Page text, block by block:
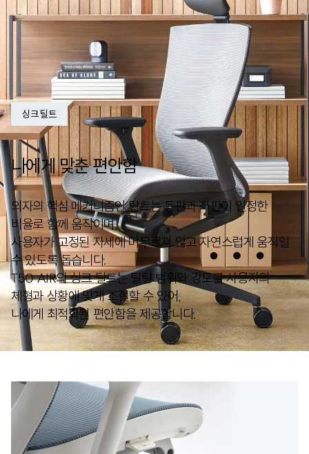
싱크 틸트
나에게 맞춘 편안함
의자의 핵심 메커니즘인 틸트는 등판과 좌판이 일정한
비율로 함께 움직이며,
사용자가 고정된 자세에 머무르지 않고 자연스럽게 움직일
수 있도록 돕습니다.
T50 AIR의 싱크 틸트는 틸팅 범위와 강도를 사용자의
체형과 상황에 맞게 조절할 수 있어,
나에게 최적화된 편안함을 제공합니다.